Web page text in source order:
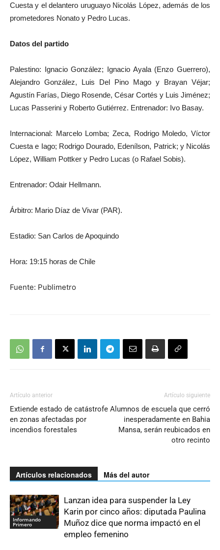
Cuesta y el delantero uruguayo Nicolás López, además de los
prometedores Nonato y Pedro Lucas.
Datos del partido
Palestino: Ignacio González; Ignacio Ayala (Enzo Guerrero),
Alejandro González, Luis Del Pino Mago y Brayan Véjar;
Agustín Farías, Diego Rosende, César Cortés y Luis Jiménez;
Lucas Passerini y Roberto Gutiérrez. Entrenador: Ivo Basay.
Internacional: Marcelo Lomba; Zeca, Rodrigo Moledo, Víctor
Cuesta e Iago; Rodrigo Dourado, Edenílson, Patrick; y Nicolás
López, William Pottker y Pedro Lucas (o Rafael Sobis).
Entrenador: Odair Hellmann.
Árbitro: Mario Díaz de Vivar (PAR).
Estadio: San Carlos de Apoquindo
Hora: 19:15 horas de Chile
Fuente: Publimetro
Artículo anterior
Extiende estado de catástrofe
en zonas afectadas por
incendios forestales
Artículo siguiente
Alumnos de escuela que cerró
inesperadamente en Bahia
Mansa, serán reubicados en
otro recinto
Artículos relacionados Más del autor
Informando
Primero
Lanzan idea para suspender la Ley
Karin por cinco años: diputada Paulina
Muñoz dice que norma impactó en el
empleo femenino